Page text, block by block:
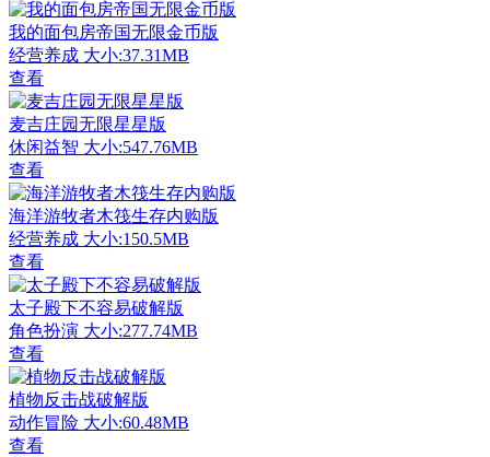
我的面包房帝国无限金币版
经营养成 大小:37.31MB
查看
麦吉庄园无限星星版
休闲益智 大小:547.76MB
查看
海洋游牧者木筏生存内购版
经营养成 大小:150.5MB
查看
太子殿下不容易破解版
角色扮演 大小:277.74MB
查看
植物反击战破解版
动作冒险 大小:60.48MB
查看